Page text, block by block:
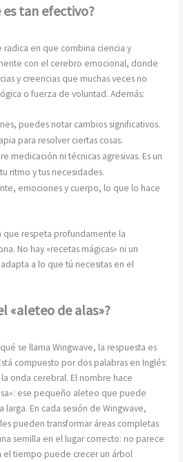
es tan efectivo?
en que combina ciencia y
con el cerebro emocional, donde
y creencias que muchas veces no
o fuerza de voluntad. Además:
puedes notar cambios significativos.
para resolver ciertas cosas.
medicación ni técnicas agresivas. Es un
ritmo y tus necesidades.
emociones y cuerpo, lo que lo hace
que respeta profundamente la
No hay «recetas mágicas» ni un
a lo que tú necesitas en el
«aleteo de alas»?
se llama Wingwave, la respuesta es
compuesto por dos palabras en Inglés:
onda cerebral. El nombre hace
ese pequeño aleteo que puede
larga. En cada sesión de Wingwave,
pueden transformar áreas completas
semilla en el lugar correcto: no parece
el tiempo puede crecer un árbol